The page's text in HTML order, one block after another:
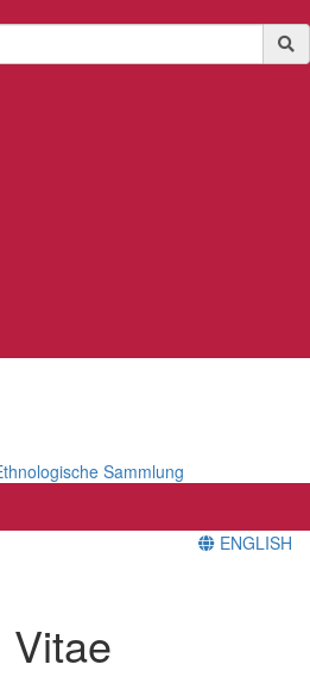
Sammlung
ENGLISH
Vitae